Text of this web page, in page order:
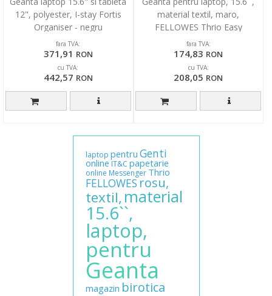
12", polyester, I-stay Fortis
Organiser - negru
fara TVA:
371,91 RON
cu TVA:
442,57 RON
material textil, maro,
FELLOWES Thrio Easy
fara TVA:
174,83 RON
cu TVA:
208,05 RON
laptop pentru Genti
online IT&C papetarie
online Messenger Thrio
FELLOWESrosu,
textil, material
15.6``,
laptop,
pentru
Geanta
magazin birotica